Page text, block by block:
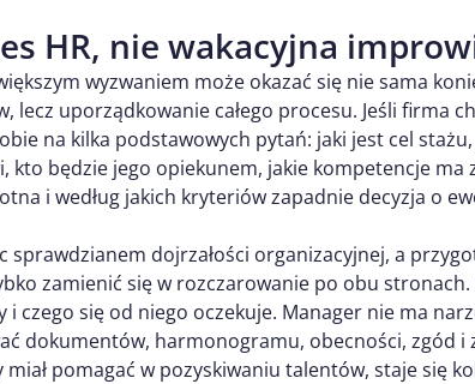
HR, nie wakacyjna
wyzwaniem może okazać się nie sama
lecz uporządkowanie całego procesu. Jeśli firma
na kilka podstawowych pytań: jaki jest cel
kto będzie jego opiekunem, jakie kompetencje ma
i według jakich kryteriów zapadnie decyzja o
sprawdzianem dojrzałości organizacyjnej, a
zamienić się w rozczarowanie po obu stronach.
i czego się od niego oczekuje. Manager nie ma
dokumentów, harmonogramu, obecności, zgód i
pomagać w pozyskiwaniu talentów, staje się